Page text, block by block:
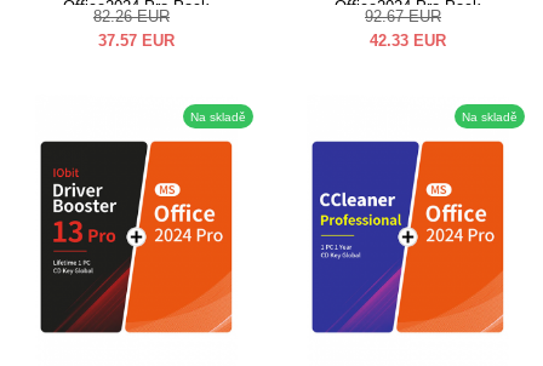
Office2024 Pro Pack
82.26 EUR
37.57 EUR
Office2024 Pro Pack
92.67 EUR
42.33 EUR
Na skladě Na skladě